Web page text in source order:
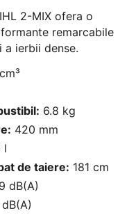
2-MIX ofera o
remarcabile
a ierbii dense.
6.8 kg
420 mm
l
de taiere: 181 cm
dB(A)